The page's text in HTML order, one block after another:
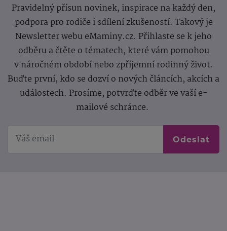
Pravidelný přísun novinek, inspirace na každý den,
podpora pro rodiče i sdílení zkušeností. Takový je
Newsletter webu eMaminy.cz. Přihlaste se k jeho
odběru a čtěte o tématech, které vám pomohou
v náročném období nebo zpříjemní rodinný život.
Buďte první, kdo se dozví o nových článcích, akcích a
událostech. Prosíme, potvrďte odběr ve vaší e-
mailové schránce.
Odeslat